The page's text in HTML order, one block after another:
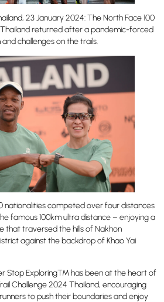
23 January 2024: The North Face 100
returned after a pandemic-forced
and challenges on the trails.
nationalities competed over four distances
famous 100km ultra distance – enjoying a
that traversed the hills of Nakhon
against the backdrop of Khao Yai
Stop Exploring™ has been at the heart of
Challenge 2024 Thailand, encouraging
to push their boundaries and enjoy